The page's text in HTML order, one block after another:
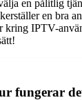
en pålitlig
en bra
kring IPTV-
fungerar